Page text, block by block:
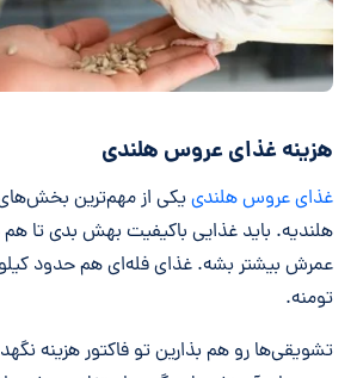
هزینه غذای عروس هلندی
غذای عروس هلندییکی از مهم‌ترین
هلندیه. باید غذایی باکیفیت بهش بدی تا
تومنه.
تشویقی‌ها رو هم بذارین تو فاکتور هزینه